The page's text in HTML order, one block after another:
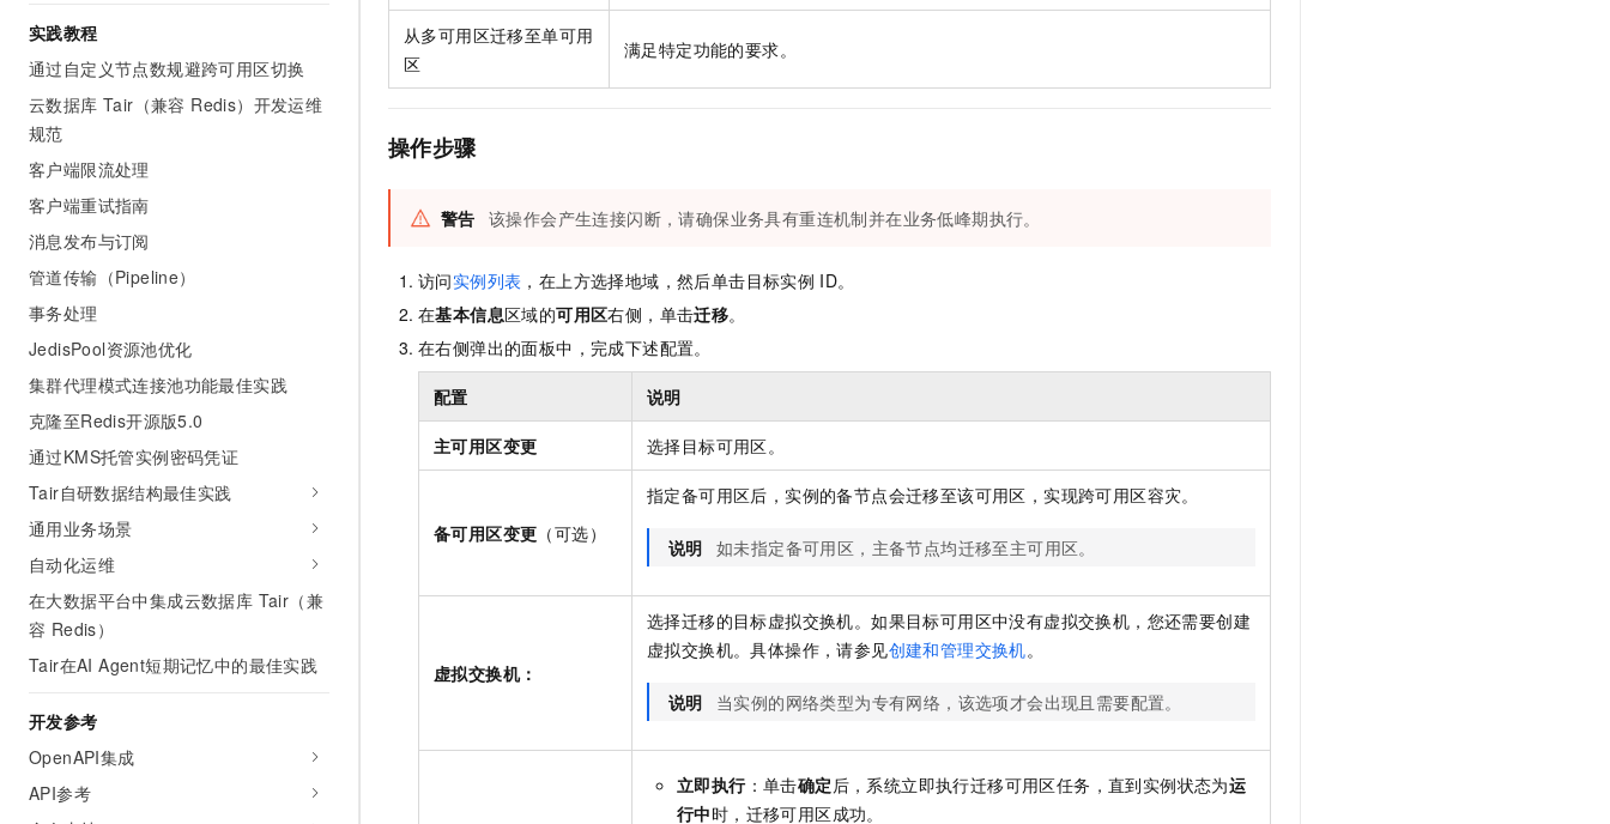
实践教程
通过自定义节点数规避跨可用区切换
云数据库 Tair（兼容 Redis）开发运维
规范
客户端限流处理
客户端重试指南
消息发布与订阅
管道传输（Pipeline）
事务处理
JedisPool资源池优化
集群代理模式连接池功能最佳实践
克隆至Redis开源版5.0
通过KMS托管实例密码凭证
Tair自研数据结构最佳实践
通用业务场景
自动化运维
在大数据平台中集成云数据库 Tair（兼
容 Redis）
Tair在AI Agent短期记忆中的最佳实践
开发参考
OpenAPI集成
API参考
从多可用区迁移至单可用
区
满足特定功能的要求。
操作步骤
警告 该操作会产生连接闪断，请确保业务具有重连机制并在业务低峰期执行。
访问实例列表 ，在上方选择地域，然后单击目标实例 ID。
在基本信息区域的可用区右侧，单击迁移。
在右侧弹出的面板中，完成下述配置。
配置 说明
主可用区变更 选择目标可用区。
备可用区变更 （可选）
指定备可用区后，实例的备节点会迁移至该可用区，实现跨可用区容灾。
说明 如未指定备可用区，主备节点均迁移至主可用区。
虚拟交换机：
选择迁移的目标虚拟交换机。如果目标可用区中没有虚拟交换机，您还需要创建
虚拟交换机。具体操作，请参见创建和管理交换机。
说明 当实例的网络类型为专有网络，该选项才会出现且需要配置。
立即执行：单击确定 后，系统立即执行迁移可用区任务，直到实例状态为运
行中时，迁移可用区成功。